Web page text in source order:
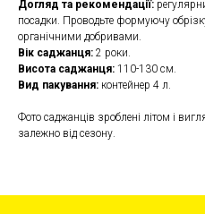
Догляд та рекомендації:
посадки. Проводьте формуючу
органічними добривами.
Вік саджанця: 2 роки.
Висота саджанця: 110-130 см.
Вид пакування: контейнер 4 л.
Фото саджанців зроблені літом і
залежно від сезону.